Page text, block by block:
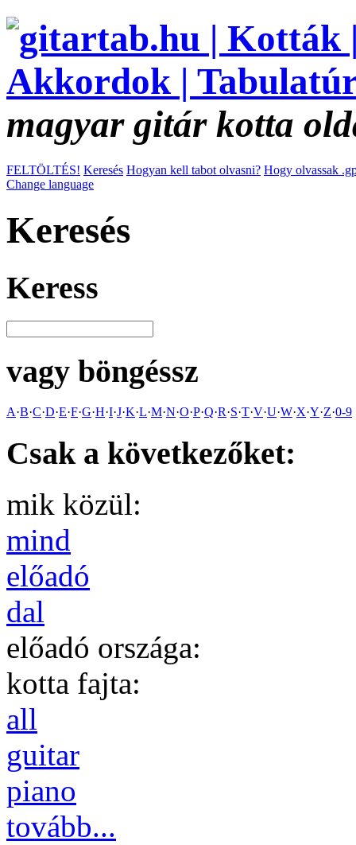
magyar gitár kotta
FELTÖLTÉS! Keresés Hogyan kell tabot olvasni? Hogy olvassak
Change language
Keresés
Keress
vagy böngéssz
A·B·C·D·E·F·G·H·I·J·K·L·M·N·O·P·Q·R·S·T·V·U·W·X·Y·Z·0-9
Csak a következőket:
mik közül:
mind
előadó
dal
előadó országa:
kotta fajta:
all
guitar
piano
tovább...